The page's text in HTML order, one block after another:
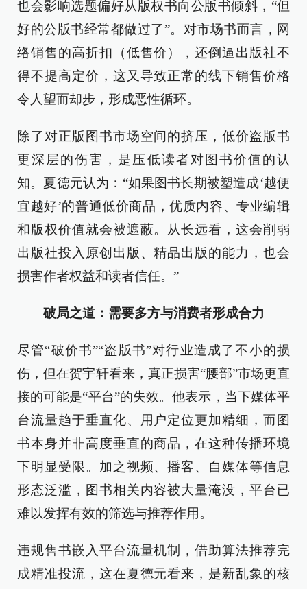
也会影响选题偏好从版权书向公版书倾斜，“但
好的公版书经常都做过了”。对市场书而言，网
络销售的高折扣（低售价），还倒逼出版社不
得不提高定价，这又导致正常的线下销售价格
令人望而却步，形成恶性循环。
除了对正版图书市场空间的挤压，低价盗版书
更深层的伤害，是压低读者对图书价值的认
知。夏德元认为：“如果图书长期被塑造成‘越便
宜越好’的普通低价商品，优质内容、专业编辑
和版权价值就会被遮蔽。从长远看，这会削弱
出版社投入原创出版、精品出版的能力，也会
损害作者权益和读者信任。”
破局之道：需要多方与消费者形成合力
尽管“破价书”“盗版书”对行业造成了不小的损
伤，但在贺宇轩看来，真正损害“腰部”市场更直
接的可能是“平台”的失效。他表示，当下媒体平
台流量趋于垂直化、用户定位更加精细，而图
书本身并非高度垂直的商品，在这种传播环境
下明显受限。加之视频、播客、自媒体等信息
形态泛滥，图书相关内容被大量淹没，平台已
难以发挥有效的筛选与推荐作用。
违规售书嵌入平台流量机制，借助算法推荐完
成精准投流，这在夏德元看来，是新乱象的核